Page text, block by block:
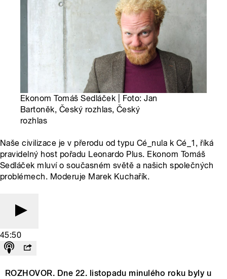
Ekonom Tomáš Sedláček | Foto: Jan
Bartoněk, Český rozhlas, Český
rozhlas
Naše civilizace je v přerodu od typu Cé_nula k Cé_1, říká
pravidelný host pořadu Leonardo Plus. Ekonom Tomáš
Sedláček mluví o současném světě a našich společných
problémech. Moderuje Marek Kuchařík.
45:50
ROZHOVOR. Dne 22. listopadu minulého roku byly u